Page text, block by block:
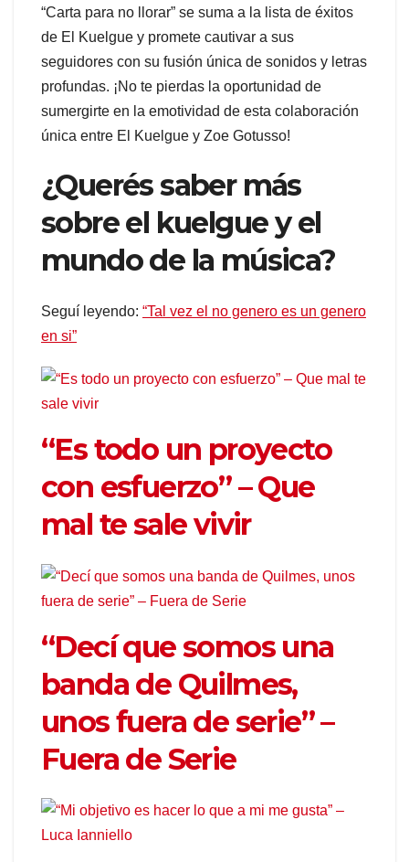
“Carta para no llorar” se suma a la lista de éxitos
de El Kuelgue y promete cautivar a sus
seguidores con su fusión única de sonidos y letras
profundas. ¡No te pierdas la oportunidad de
sumergirte en la emotividad de esta colaboración
única entre El Kuelgue y Zoe Gotusso!
¿Querés saber más
sobre el kuelgue y el
mundo de la música?
Seguí leyendo: “Tal vez el no genero es un genero
en si”
“Es todo un proyecto
con esfuerzo” – Que
mal te sale vivir
“Decí que somos una
banda de Quilmes,
unos fuera de serie” –
Fuera de Serie